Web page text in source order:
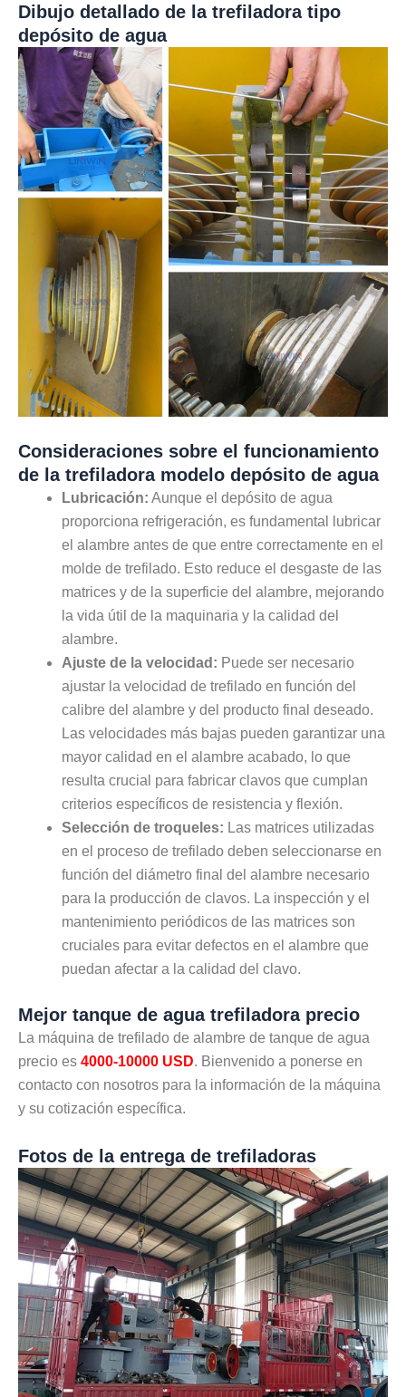
Dibujo detallado de la trefiladora tipo
depósito de agua
Consideraciones sobre el funcionamiento
de la trefiladora modelo depósito de agua
Lubricación: Aunque el depósito de agua
proporciona refrigeración, es fundamental lubricar
el alambre antes de que entre correctamente en el
molde de trefilado. Esto reduce el desgaste de las
matrices y de la superficie del alambre, mejorando
la vida útil de la maquinaria y la calidad del
alambre.
Ajuste de la velocidad: Puede ser necesario
ajustar la velocidad de trefilado en función del
calibre del alambre y del producto final deseado.
Las velocidades más bajas pueden garantizar una
mayor calidad en el alambre acabado, lo que
resulta crucial para fabricar clavos que cumplan
criterios específicos de resistencia y flexión.
Selección de troqueles: Las matrices utilizadas
en el proceso de trefilado deben seleccionarse en
función del diámetro final del alambre necesario
para la producción de clavos. La inspección y el
mantenimiento periódicos de las matrices son
cruciales para evitar defectos en el alambre que
puedan afectar a la calidad del clavo.
Mejor tanque de agua trefiladora precio
La máquina de trefilado de alambre de tanque de agua
precio es 4000-10000 USD. Bienvenido a ponerse en
contacto con nosotros para la información de la máquina
y su cotización específica.
Fotos de la entrega de trefiladoras